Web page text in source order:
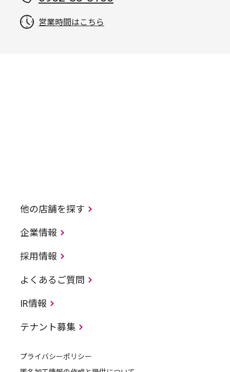
営業時間はこちら
他の店舗を探す
企業情報
採用情報
よくあるご質問
IR情報
テナント募集
プライバシーポリシー